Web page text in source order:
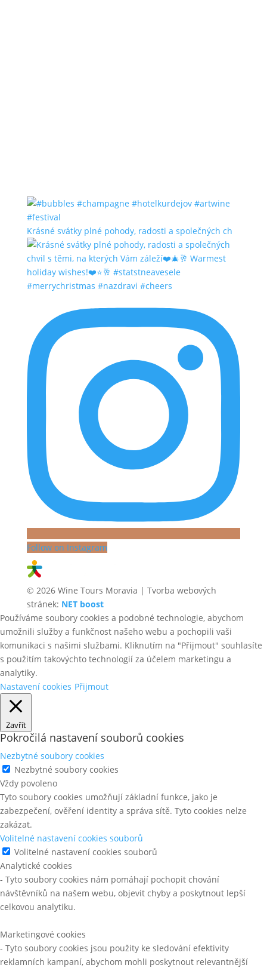
Krásné svátky plné pohody, radosti a společných ch
Follow on Instagram
© 2026 Wine Tours Moravia | Tvorba webových
stránek: NET boost
Používáme soubory cookies a podobné technologie, abychom
umožnili služby a funkčnost našeho webu a pochopili vaši
komunikaci s našimi službami. Kliknutím na "Přijmout" souhlasíte
s použitím takovýchto technologií za účelem marketingu a
analytiky.
Nastavení cookies Přijmout
Zavřít
Pokročilá nastavení souborů cookies
Nezbytné soubory cookies
Nezbytné soubory cookies
Vždy povoleno
Tyto soubory cookies umožňují základní funkce, jako je
zabezpečení, ověření identity a správa sítě. Tyto cookies nelze
zakázat.
Volitelné nastavení cookies souborů
Volitelné nastavení cookies souborů
Analytické cookies
- Tyto soubory cookies nám pomáhají pochopit chování
návštěvníků na našem webu, objevit chyby a poskytnout lepší
celkovou analytiku.
Marketingové cookies
- Tyto soubory cookies jsou použity ke sledování efektivity
reklamních kampaní, abychom mohli poskytnout relevantnější